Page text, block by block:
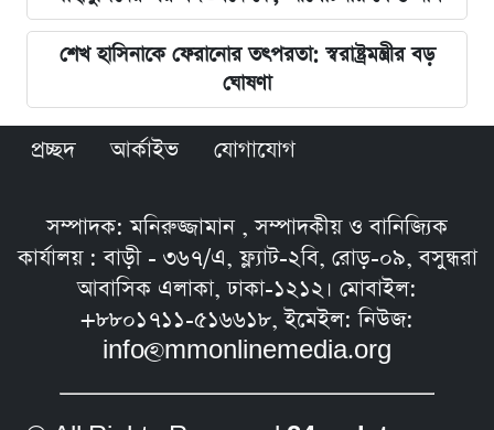
শেখ হাসিনাকে ফেরানোর তৎপরতা: স্বরাষ্ট্রমন্ত্রীর বড়
ঘোষণা
প্রচ্ছদ আর্কাইভ যোগাযোগ
সম্পাদক: মনিরুজ্জামান , সম্পাদকীয় ও বানিজ্যিক
কার্যালয় : বাড়ী - ৩৬৭/এ, ফ্ল্যাট-২বি, রোড়-০৯, বসুন্ধরা
আবাসিক এলাকা, ঢাকা-১২১২। মোবাইল:
+৮৮০১৭১১-৫১৬৬১৮, ইমেইল: নিউজ:
info@mmonlinemedia.org